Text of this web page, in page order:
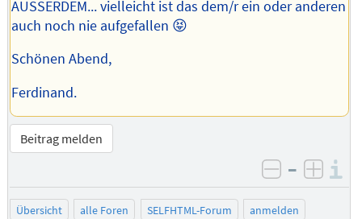
AUSSERDEM... vielleicht ist das dem/r ein oder anderen
auch noch nie aufgefallen 😝
Schönen Abend,
Ferdinand.
Beitrag melden
negativ
–
Übersicht alle Foren SELFHTML-Forum
anmelden